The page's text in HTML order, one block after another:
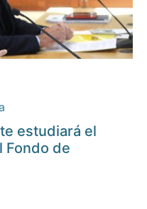
estudiará el
Fondo de